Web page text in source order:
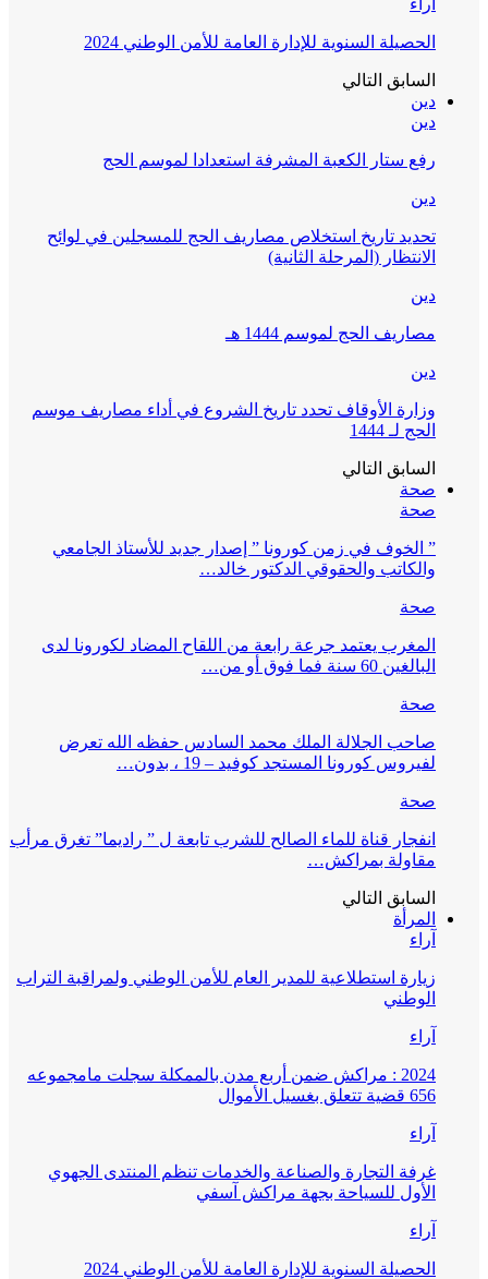
آراء
الحصيلة السنوية للإدارة العامة للأمن الوطني 2024
السابق التالي
دين
دين
رفع ستار الكعبة المشرفة استعدادا لموسم الحج
دين
تحديد تاريخ استخلاص مصاريف الحج للمسجلين في لوائح
الانتظار (المرحلة الثانية)
دين
مصاريف الحج لموسم 1444 هـ
دين
وزارة الأوقاف تحدد تاريخ الشروع في أداء مصاريف موسم
الحج لـ 1444
السابق التالي
صحة
صحة
” الخوف في زمن كورونا ” إصدار جديد للأستاذ الجامعي
والكاتب والحقوقي الدكتور خالد…
صحة
المغرب يعتمد جرعة رابعة من اللقاح المضاد لكورونا لدى
البالغين 60 سنة فما فوق أو من…
صحة
صاحب الجلالة الملك محمد السادس حفظه الله تعرض
لفيروس كورونا المستجد كوفيد – 19 ، بدون…
صحة
انفجار قناة للماء الصالح للشرب تابعة ل ” راديما” تغرق مرأب
مقاولة بمراكش…
السابق التالي
المرأة
آراء
زيارة استطلاعية للمدير العام للأمن الوطني ولمراقبة التراب
الوطني
آراء
2024 : مراكش ضمن أربع مدن بالممكلة سجلت مامجموعه
656 قضية تتعلق بغسيل الأموال
آراء
غرفة التجارة والصناعة والخدمات تنظم المنتدى الجهوي
الأول للسياحة بجهة مراكش آسفي
آراء
الحصيلة السنوية للإدارة العامة للأمن الوطني 2024